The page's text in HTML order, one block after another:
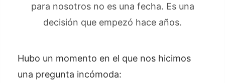
para nosotros no es una fecha. Es una
decisión que empezó hace años.
Hubo un momento en el que nos hicimos
una pregunta incómoda: